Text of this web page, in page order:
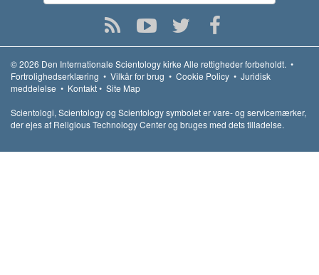
© 2026 Den Internationale Scientology kirke Alle rettigheder forbeholdt. •
Fortrolighedserklæring • Vilkår for brug • Cookie Policy • Juridisk
meddelelse • Kontakt• Site Map
Scientologi, Scientology og Scientology symbolet er vare- og servicemærker,
der ejes af Religious Technology Center og bruges med dets tilladelse.